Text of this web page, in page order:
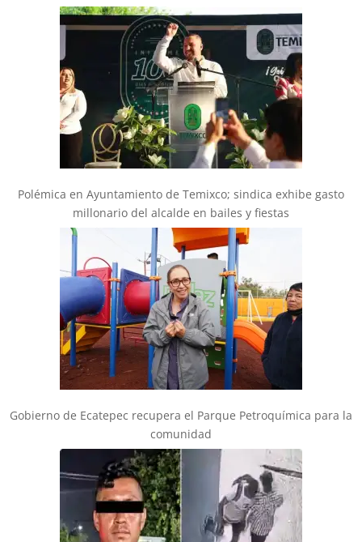
Polémica en Ayuntamiento de Temixco; sindica exhibe gasto
millonario del alcalde en bailes y fiestas
Gobierno de Ecatepec recupera el Parque Petroquímica para la
comunidad